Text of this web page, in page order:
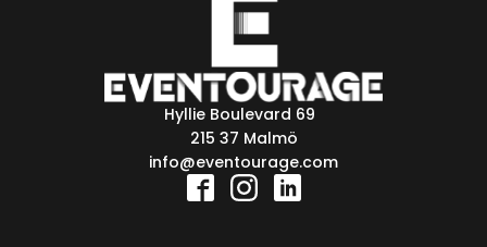
Hyllie Boulevard 69
215 37 Malmö
info@eventourage.com